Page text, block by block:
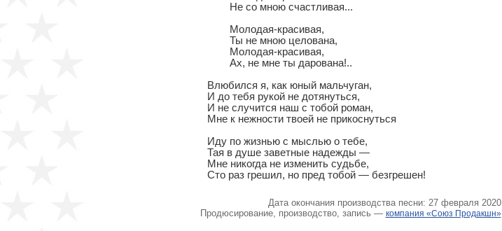
Влюбился я, как юный мальчуган,
И до тебя рукой не дотянуться,
И не случится наш с тобой роман,
Мне к нежности твоей не прикоснуться
Иду по жизнью с мыслью о тебе,
Тая в душе заветные надежды —
Мне никогда не изменить судьбе,
Сто раз грешил, но пред тобой — безгрешен!
Дата окончания производства песни: 27 февраля 2020
Продюсирование, производство, запись — компания «Союз Продакшн»